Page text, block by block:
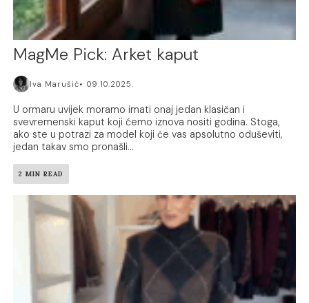
MagMe Pick: Arket kaput
Iva Marušić 09.10.2025.
U ormaru uvijek moramo imati onaj jedan klasičan i
svevremenski kaput koji ćemo iznova nositi godina. Stoga,
ako ste u potrazi za model koji će vas apsolutno oduševiti,
jedan takav smo pronašli...
2 MIN READ